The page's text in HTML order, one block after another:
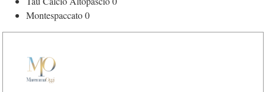
Montespaccato 0